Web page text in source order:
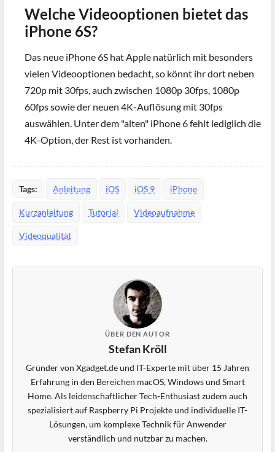
Welche Videooptionen bietet das
iPhone 6S?
Das neue iPhone 6S hat Apple natürlich mit besonders
vielen Videooptionen bedacht, so könnt ihr dort neben
720p mit 30fps, auch zwischen 1080p 30fps, 1080p
60fps sowie der neuen 4K-Auflösung mit 30fps
auswählen. Unter dem "alten" iPhone 6 fehlt lediglich die
4K-Option, der Rest ist vorhanden.
Tags: Anleitung iOS iOS 9 iPhone
Kurzanleitung Tutorial Videoaufnahme
Videoqualität
ÜBER DEN AUTOR
Stefan Kröll
Gründer von Xgadget.de und IT-Experte mit über 15 Jahren
Erfahrung in den Bereichen macOS, Windows und Smart
Home. Als leidenschaftlicher Tech-Enthusiast zudem auch
spezialisiert auf Raspberry Pi Projekte und individuelle IT-
Lösungen, um komplexe Technik für Anwender
verständlich und nutzbar zu machen.